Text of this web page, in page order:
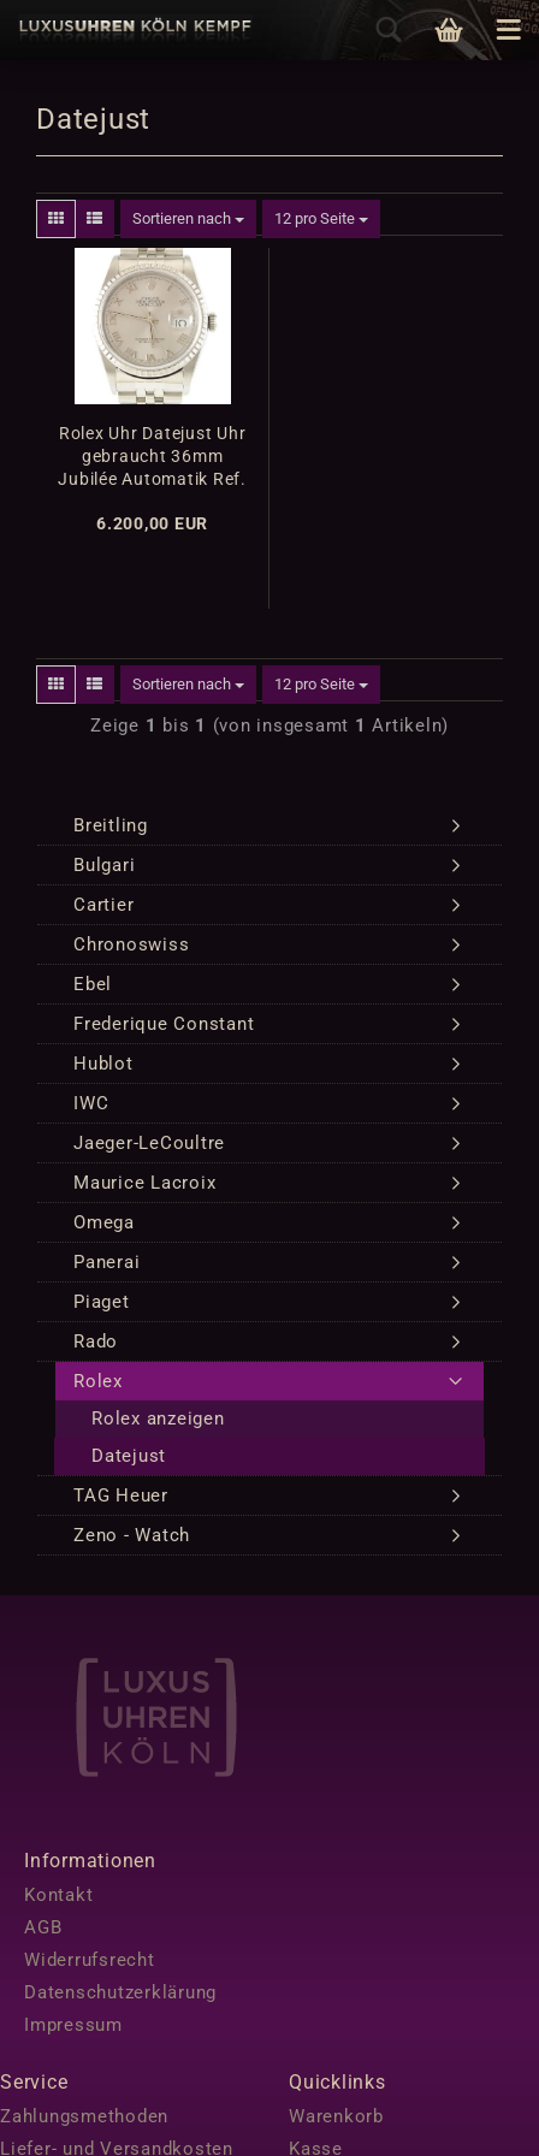
Datejust
Sortieren nach 12 pro Seite
Rolex Uhr Datejust Uhr
gebraucht 36mm
Jubilée Automatik Ref.
6.200,00 EUR
Sortieren nach 12 pro Seite
Zeige 1 bis 1 (von insgesamt 1 Artikeln)
Breitling
Bulgari
Cartier
Chronoswiss
Ebel
Frederique Constant
Hublot
IWC
Jaeger-LeCoultre
Maurice Lacroix
Omega
Panerai
Piaget
Rado
Rolex
Rolex anzeigen
Datejust
TAG Heuer
Zeno - Watch
Informationen
Kontakt
AGB
Widerrufsrecht
Datenschutzerklärung
Impressum
Service
Zahlungsmethoden
Liefer- und Versandkosten
Quicklinks
Warenkorb
Kasse